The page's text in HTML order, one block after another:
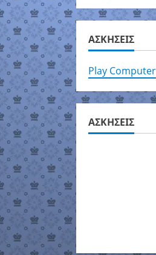
ΑΣΚΗΣΕΙΣ
Play Computer
ΑΣΚΗΣΕΙΣ